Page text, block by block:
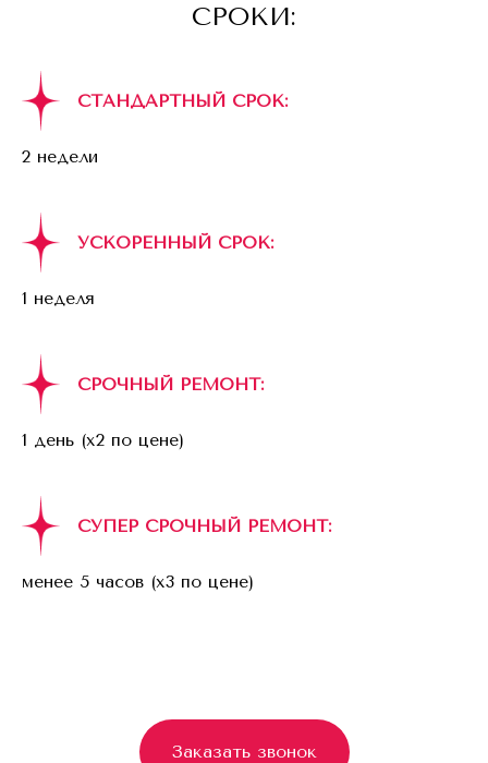
СРОКИ:
СТАНДАРТНЫЙ СРОК:
2 недели
УСКОРЕННЫЙ СРОК:
1 неделя
СРОЧНЫЙ РЕМОНТ:
1 день (x2 по цене)
СУПЕР СРОЧНЫЙ РЕМОНТ:
менее 5 часов (x3 по цене)
Заказать звонок